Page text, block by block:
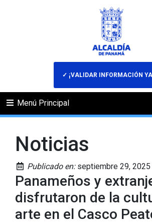
✓ ¡VALIDAR INFORMACIÓN
Menú Principal
Noticias
Publicado en:septiembre 29, 2025
Panameños y
disfrutaron de la
arte en el Casco